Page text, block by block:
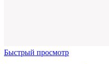
Быстрый просмотр